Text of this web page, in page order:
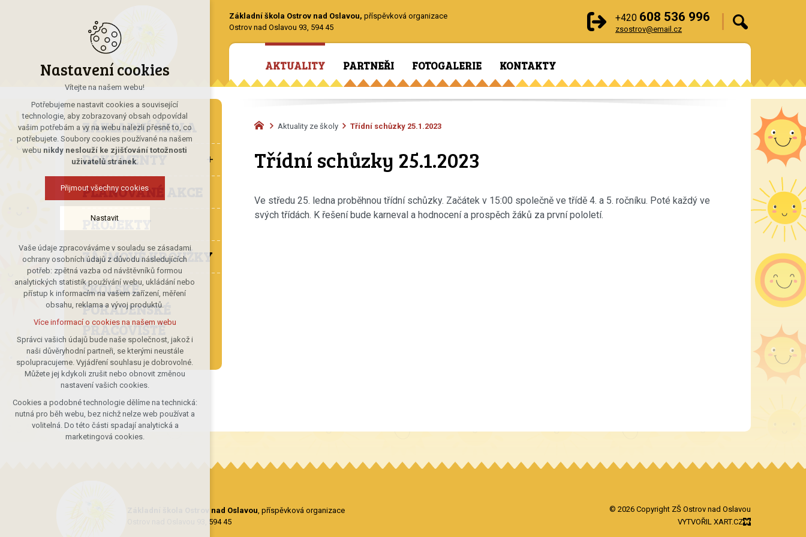
+420 608 536 996
zsostrov@email.cz
Základní škola Ostrov nad Oslavou, příspěvková organizace
Ostrov nad Oslavou 93, 594 45
AKTUALITY PARTNEŘI FOTOGALERIE KONTAKTY
ZÁKLADNÍ ŠKOLA
DOKUMENTY
PLÁNOVANÉ AKCE
PROJEKTY
ZÁJMOVÉ KROUŽKY
ŠKOLSKÉ
PORADENSKÉ
PRACOVIŠTĚ
Aktuality ze školy Třídní schůzky 25.1.2023
Třídní schůzky 25.1.2023
Ve středu 25. ledna proběhnou třídní schůzky. Začátek v 15:00 společně ve třídě 4. a 5. ročníku. Poté každý ve
svých třídách. K řešení bude karneval a hodnocení a prospěch žáků za první pololetí.
Základní škola Ostrov nad Oslavou , příspěvková organizace
Ostrov nad Oslavou 93, 594 45
© 2026 Copyright ZŠ Ostrov nad Oslavou
VYTVOŘIL XART.CZ
Nastavení cookies
Vítejte na našem webu!
Potřebujeme nastavit cookies a související
technologie, aby zobrazovaný obsah odpovídal
vašim potřebám a vy na webu nalezli přesně to, co
potřebujete. Soubory cookies používané na našem
webu nikdy neslouží ke zjišťování totožnosti
uživatelů stránek.
Přijmout všechny cookies
Nastavit
Technická cookies
nutná pro provozování webu
udržení kontextu stránek (session):
případná přihlášení, volby jazyka, apod.
Volitelná cookies
analytická pro anonymizované
vyhodnocení návštěvnosti
marketingová cookies (Google)
Více informací o cookies na našem webu
Přijmout všechny cookies
Odmítnout vše
Vaše údaje zpracováváme v souladu se zásadami
ochrany osobních údajů z důvodu následujících
potřeb: zpětná vazba od návštěvníků formou
analytických statistik používání webu, ukládání nebo
přístup k informacím na vašem zařízení, měření
obsahu, reklama a vývoj produktů.
Více informací o cookies na našem webu
Správci vašich údajů bude naše společnost, jakož i
naši důvěryhodní partneři, se kterými neustále
spolupracujeme. Vyjádření souhlasu je dobrovolné.
Můžete jej kdykoli zrušit nebo obnovit změnou
nastavení vašich cookies.
Cookies a podobné technologie dělíme na technická:
nutná pro běh webu, bez nichž nelze web používat a
volitelná. Do této části spadají analytická a
marketingová cookies.